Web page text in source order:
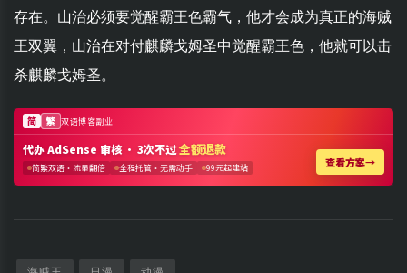
存在。山治必须要觉醒霸王色霸气，他才会成为真正的海贼
王双翼，山治在对付麒麟戈姆圣中觉醒霸王色，他就可以击
杀麒麟戈姆圣。